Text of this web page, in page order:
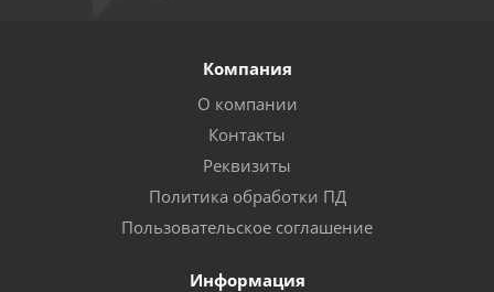
Компания
О компании
Контакты
Реквизиты
Политика обработки ПД
Пользовательское соглашение
Информация